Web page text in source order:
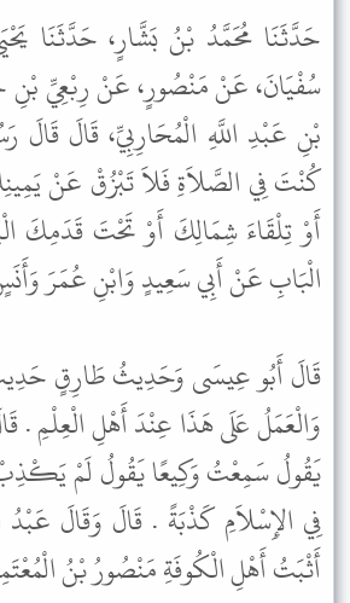
حَدَّثَنَا مُحَمَّدُ بْنُ بَشَّارٍ، حَدَّثَنَا
سُفْيَانَ، عَنْ مَنْصُورٍ، عَنْ رِبْعِيِّ
بْنِ عَبْدِ اللَّهِ الْمُحَارِبِيِّ، قَالَ قَالَ
كُنْتَ فِي الصَّلاَةِ فَلاَ تَبْزُقْ عَنْ
أَوْ تِلْقَاءَ شِمَالِكَ أَوْ تَحْتَ قَدَمِكَ
الْبَابِ عَنْ أَبِي سَعِيدٍ وَابْنِ عُمَرَ
قَالَ أَبُو عِيسَى وَحَدِيثُ طَارِقٍ
وَالْعَمَلُ عَلَى هَذَا عِنْدَ أَهْلِ الْعِلْمِ .
يَقُولُ سَمِعْتُ وَكِيعًا يَقُولُ لَمْ
فِي الإِسْلاَمِ كَذْبَةً . قَالَ وَقَالَ
أَثْبَتُ أَهْلِ الْكُوفَةِ مَنْصُورُ بْنُ